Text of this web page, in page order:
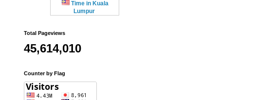
Time in Kuala
Lumpur
Total Pageviews
45,614,010
Counter by Flag